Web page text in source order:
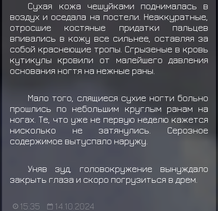
Сухая кожа чешуйками поднималась в
воздух и оседала на постели. Неаккуратные,
отросшие костяные придатки пальцев
впивались в кожу все сильнее, оставляя за
собой краснеющие тропы. Сгрызеные в кровь
кутикулы кровили от малейшего давления
основания ногтя на нежные раны.
Мало того, слящиеся сухие ногти больно
прошлись по небольшим круглым ранам на
ногах. Те, что уже не первую неделю кажется
нисколько не затянулись. Серозное
содержимое вытуспало наружу.
Уняв зуд, головокружение вынуждало
закрыть глаза и скоро погрузиться в дрем.
15:35 14.10.2024